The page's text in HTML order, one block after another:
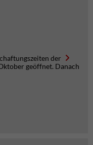
der
geöffnet. Danach